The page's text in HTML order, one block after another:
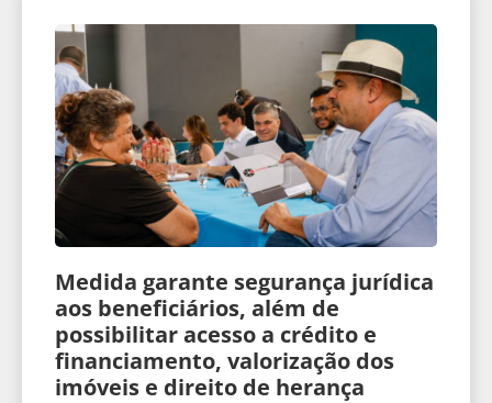
Medida garante segurança jurídica
aos beneficiários, além de
possibilitar acesso a crédito e
financiamento, valorização dos
imóveis e direito de herança